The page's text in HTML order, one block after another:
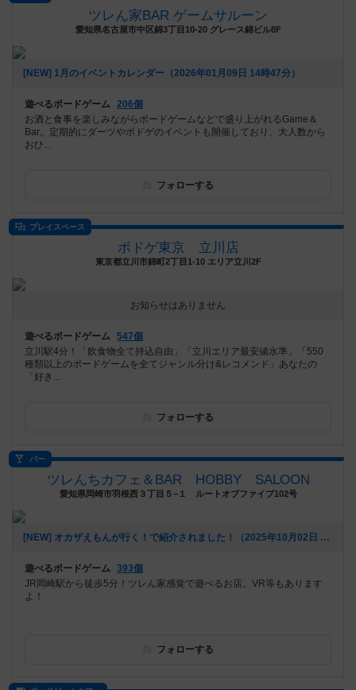
ツレん家BAR ゲームサルーン
愛知県名古屋市中区錦3丁目10-20 グレース錦ビル8F
[NEW] 1月のイベントカレンダー（2026年01月09日 14時47分）
遊べるボードゲーム 206個
お酒と食事を楽しみながらボードゲームなどで盛り上がれるGame＆
Bar。定期的にダーツやボドゲのイベントも開催しており、大人数から
おひ...
フォローする
プレイスペース
ボドゲ東京 立川店
東京都立川市錦町2丁目1-10 エリア立川2F
お知らせはありません
遊べるボードゲーム 547個
立川駅4分！「飲食物全て持込自由」「立川エリア最安値水準」「550
種類以上のボードゲームを全てジャンル分け&レコメンド」あなたの
「好き...
フォローする
バー
ツレんちカフェ＆BAR HOBBY SALOON
愛知県岡崎市羽根西３丁目５−１ ルートオブファイブ102号
[NEW] オカザえもんが行く！で紹介されました！（2025年10月02日 18時35分）
遊べるボードゲーム 393個
JR岡崎駅から徒歩5分！ツレん家感覚で遊べるお店。VR等もあります
よ！
フォローする